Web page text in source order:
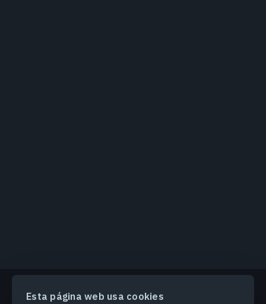
Esta página web usa cookies